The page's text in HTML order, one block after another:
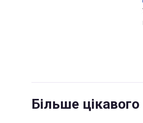
Більше цікавого